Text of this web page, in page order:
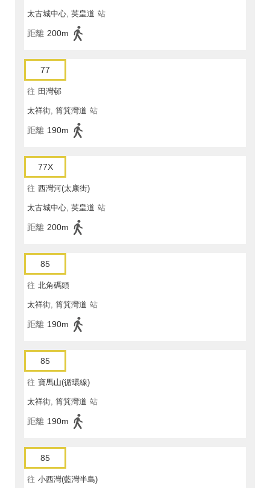
太古城中心, 英皇道 站
距離 200m
77
往 田灣邨
太祥街, 筲箕灣道 站
距離 190m
77X
往 西灣河(太康街)
太古城中心, 英皇道 站
距離 200m
85
往 北角碼頭
太祥街, 筲箕灣道 站
距離 190m
85
往 寶馬山(循環線)
太祥街, 筲箕灣道 站
距離 190m
85
往 小西灣(藍灣半島)